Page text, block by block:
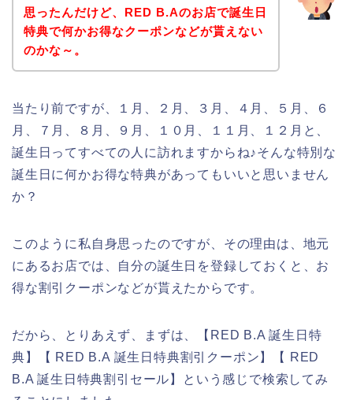
思ったんだけど、RED B.Aのお店で誕生日
特典で何かお得なクーポンなどが貰えない
のかな～。
当たり前ですが、１月、２月、３月、４月、５月、６
月、７月、８月、９月、１０月、１１月、１２月と、
誕生日ってすべての人に訪れますからね♪そんな特別な
誕生日に何かお得な特典があってもいいと思いません
か？
このように私自身思ったのですが、その理由は、地元
にあるお店では、自分の誕生日を登録しておくと、お
得な割引クーポンなどが貰えたからです。
だから、とりあえず、まずは、【RED B.A 誕生日特
典】【 RED B.A 誕生日特典割引クーポン】【 RED
B.A 誕生日特典割引セール】という感じで検索してみ